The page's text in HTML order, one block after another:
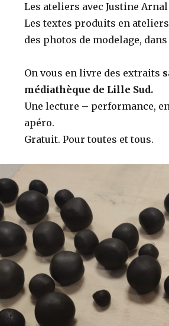
Les ateliers avec Justine
Les textes produits en
des photos de modelage,
On vous en livre des extraits
médiathèque de Lille Sud.
Une lecture – performance,
apéro.
Gratuit. Pour toutes et tous.